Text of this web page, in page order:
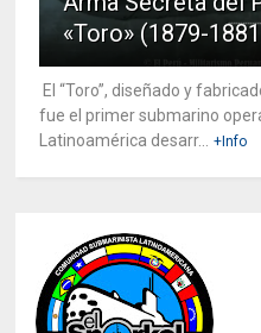
«Toro» (1879-
El “Toro”, diseñado y
fue el primer submarino
Latinoamérica desarr...
+Info